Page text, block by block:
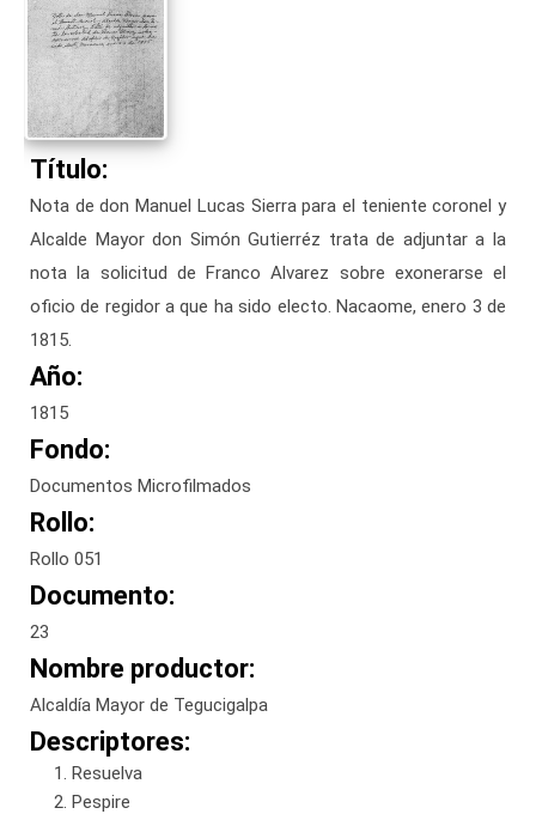
Título:
Nota de don Manuel Lucas Sierra para el teniente coronel y
Alcalde Mayor don Simón Gutierréz trata de adjuntar a la
nota la solicitud de Franco Alvarez sobre exonerarse el
oficio de regidor a que ha sido electo. Nacaome, enero 3 de
1815.
Año:
1815
Fondo:
Documentos Microfilmados
Rollo:
Rollo 051
Documento:
23
Nombre productor:
Alcaldía Mayor de Tegucigalpa
Descriptores:
Resuelva
Pespire